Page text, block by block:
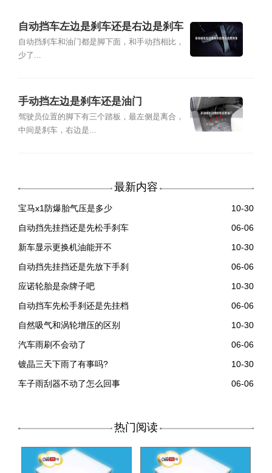
自动挡车左边是刹车还是右边是刹车
自动挡刹车和油门都是脚下面，和手动挡相比，
少了...
手动挡左边是刹车还是油门
驾驶员位置的脚下有三个踏板，最左侧是离合，
中间是刹车，右边是...
最新内容
宝马x1防爆胎气压是多少
10-30
自动挡先挂挡还是先松手刹车
06-06
新车显示更换机油能开不
10-30
自动挡先挂挡还是先放下手刹
06-06
应诺轮胎是杂牌子吧
10-30
自动挡车先松手刹还是先挂档
06-06
自然吸气和涡轮增压的区别
10-30
汽车雨刷不会动了
06-06
镀晶三天下雨了有事吗?
10-30
车子雨刮器不动了怎么回事
06-06
热门阅读